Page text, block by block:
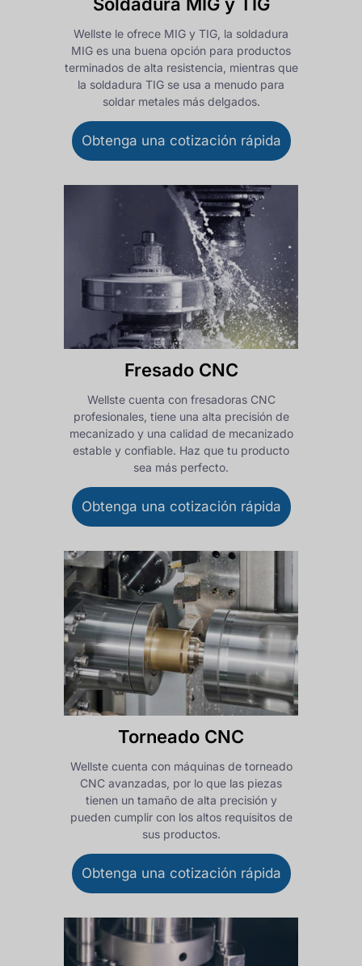
Wellste le ofrece MIG y TIG, la soldadura
MIG es una buena opción para productos
terminados de alta resistencia, mientras que
la soldadura TIG se usa a menudo para
soldar metales más delgados.
Obtenga una cotización rápida
Fresado CNC
Wellste cuenta con fresadoras CNC
profesionales, tiene una alta precisión de
mecanizado y una calidad de mecanizado
estable y confiable. Haz que tu producto
sea más perfecto.
Obtenga una cotización rápida
Torneado CNC
Wellste cuenta con máquinas de torneado
CNC avanzadas, por lo que las piezas
tienen un tamaño de alta precisión y
pueden cumplir con los altos requisitos de
sus productos.
Obtenga una cotización rápida